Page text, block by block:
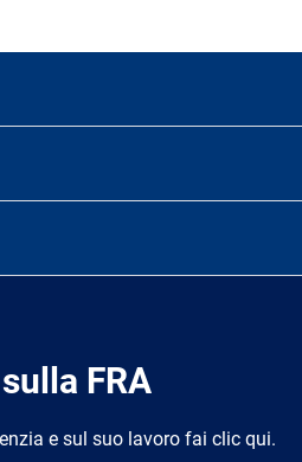
FRA
e sul suo lavoro fai clic qui.